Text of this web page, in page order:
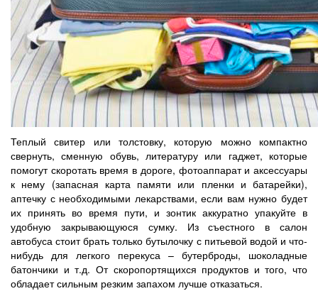
Теплый свитер или толстовку, которую можно компактно
свернуть, сменную обувь, литературу или гаджет, которые
помогут скоротать время в дороге, фотоаппарат и аксессуары
к нему (запасная карта памяти или пленки и батарейки),
аптечку с необходимыми лекарствами, если вам нужно будет
их принять во время пути, и зонтик аккуратно упакуйте в
удобную закрывающуюся сумку. Из съестного в салон
автобуса стоит брать только бутылочку с питьевой водой и что-
нибудь для легкого перекуса – бутерброды, шоколадные
батончики и т.д. От скоропортящихся продуктов и того, что
обладает сильным резким запахом лучше отказаться.